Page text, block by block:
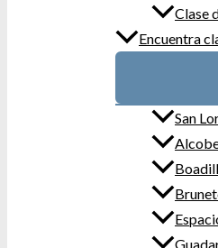
Clase
Encuentra
San